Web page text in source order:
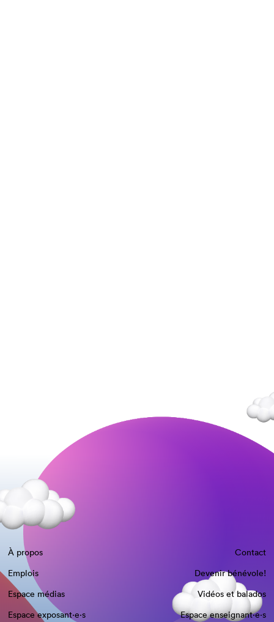
À propos
Contact
Emplois
Devenir bénévole!
Espace médias
Vidéos et balados
Espace exposant·e⋅s
Espace enseignant·e⋅s